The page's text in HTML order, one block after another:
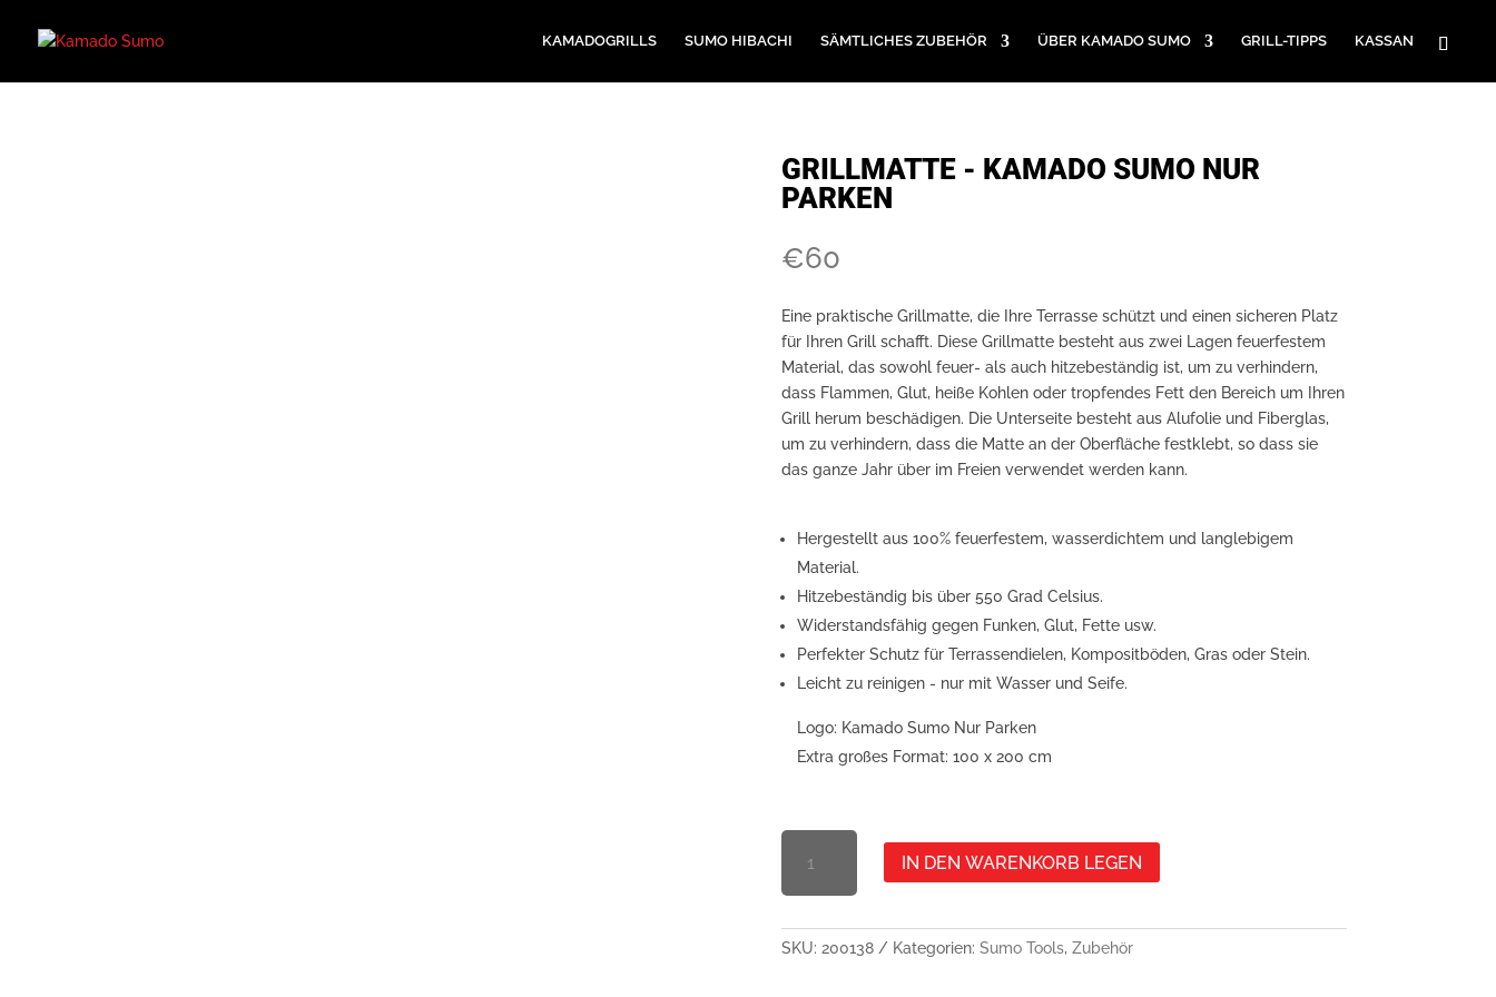
KAMADOGRILLS SUMO HIBACHI SÄMTLICHES ZUBEHÖR ÜBER KAMADO SUMO GRILL-TIPPS KASSAN
GRILLMATTE - KAMADO SUMO NUR
PARKEN
€60
Eine praktische Grillmatte, die Ihre Terrasse schützt und einen sicheren Platz
für Ihren Grill schafft. Diese Grillmatte besteht aus zwei Lagen feuerfestem
Material, das sowohl feuer- als auch hitzebeständig ist, um zu verhindern,
dass Flammen, Glut, heiße Kohlen oder tropfendes Fett den Bereich um Ihren
Grill herum beschädigen. Die Unterseite besteht aus Alufolie und Fiberglas,
um zu verhindern, dass die Matte an der Oberfläche festklebt, so dass sie
das ganze Jahr über im Freien verwendet werden kann.
Hergestellt aus 100% feuerfestem, wasserdichtem und langlebigem
Material.
Hitzebeständig bis über 550 Grad Celsius.
Widerstandsfähig gegen Funken, Glut, Fette usw.
Perfekter Schutz für Terrassendielen, Kompositböden, Gras oder Stein.
Leicht zu reinigen - nur mit Wasser und Seife.
Logo: Kamado Sumo Nur Parken
Extra großes Format: 100 x 200 cm
KAMADO
PARKEN
IN DEN WARENKORB LEGEN
SKU: 200138 Kategorien: Sumo Tools, Zubehör